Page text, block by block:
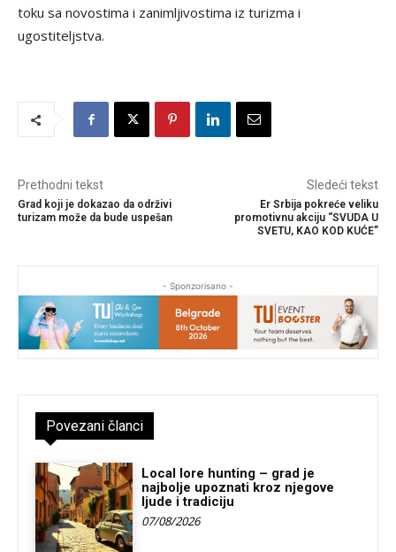
toku sa novostima i zanimljivostima iz turizma i
ugostiteljstva.
Prethodni tekst
Grad koji je dokazao da održivi
turizam može da bude uspešan
Sledeći tekst
Er Srbija pokreće veliku
promotivnu akciju “SVUDA U
SVETU, KAO KOD KUĆE”
- Sponzorisano -
Povezani članci
Local lore hunting – grad je
najbolje upoznati kroz njegove
ljude i tradiciju
07/08/2026